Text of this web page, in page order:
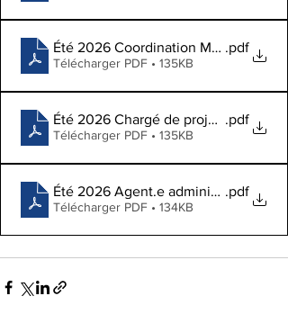
Été 2026 Coordination .pdf
Télécharger PDF • 135KB
Été 2026 Chargé de projet en
.pdf
Télécharger PDF • 135KB
Été 2026 Agent.e .pdf
Télécharger PDF • 134KB